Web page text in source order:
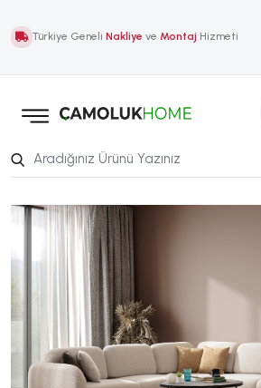
Türkiye Geneli Nakliye ve Montaj Hizmeti